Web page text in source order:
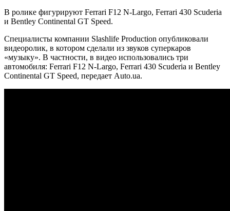
В ролике фигурируют Ferrari F12 N-Largo, Ferrari 430 Scuderia
и Bentley Continental GT Speed.
Специалисты компании Slashlife Production опубликовали
видеоролик, в котором сделали из звуков суперкаров
«музыку». В частности, в видео использовались три
автомобиля: Ferrari F12 N-Largo, Ferrari 430 Scuderia и Bentley
Continental GT Speed, передает Auto.ua.